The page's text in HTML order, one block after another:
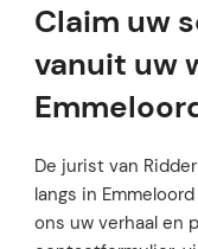
Claim uw
vanuit uw
De jurist van
langs in
ons uw verhaal en